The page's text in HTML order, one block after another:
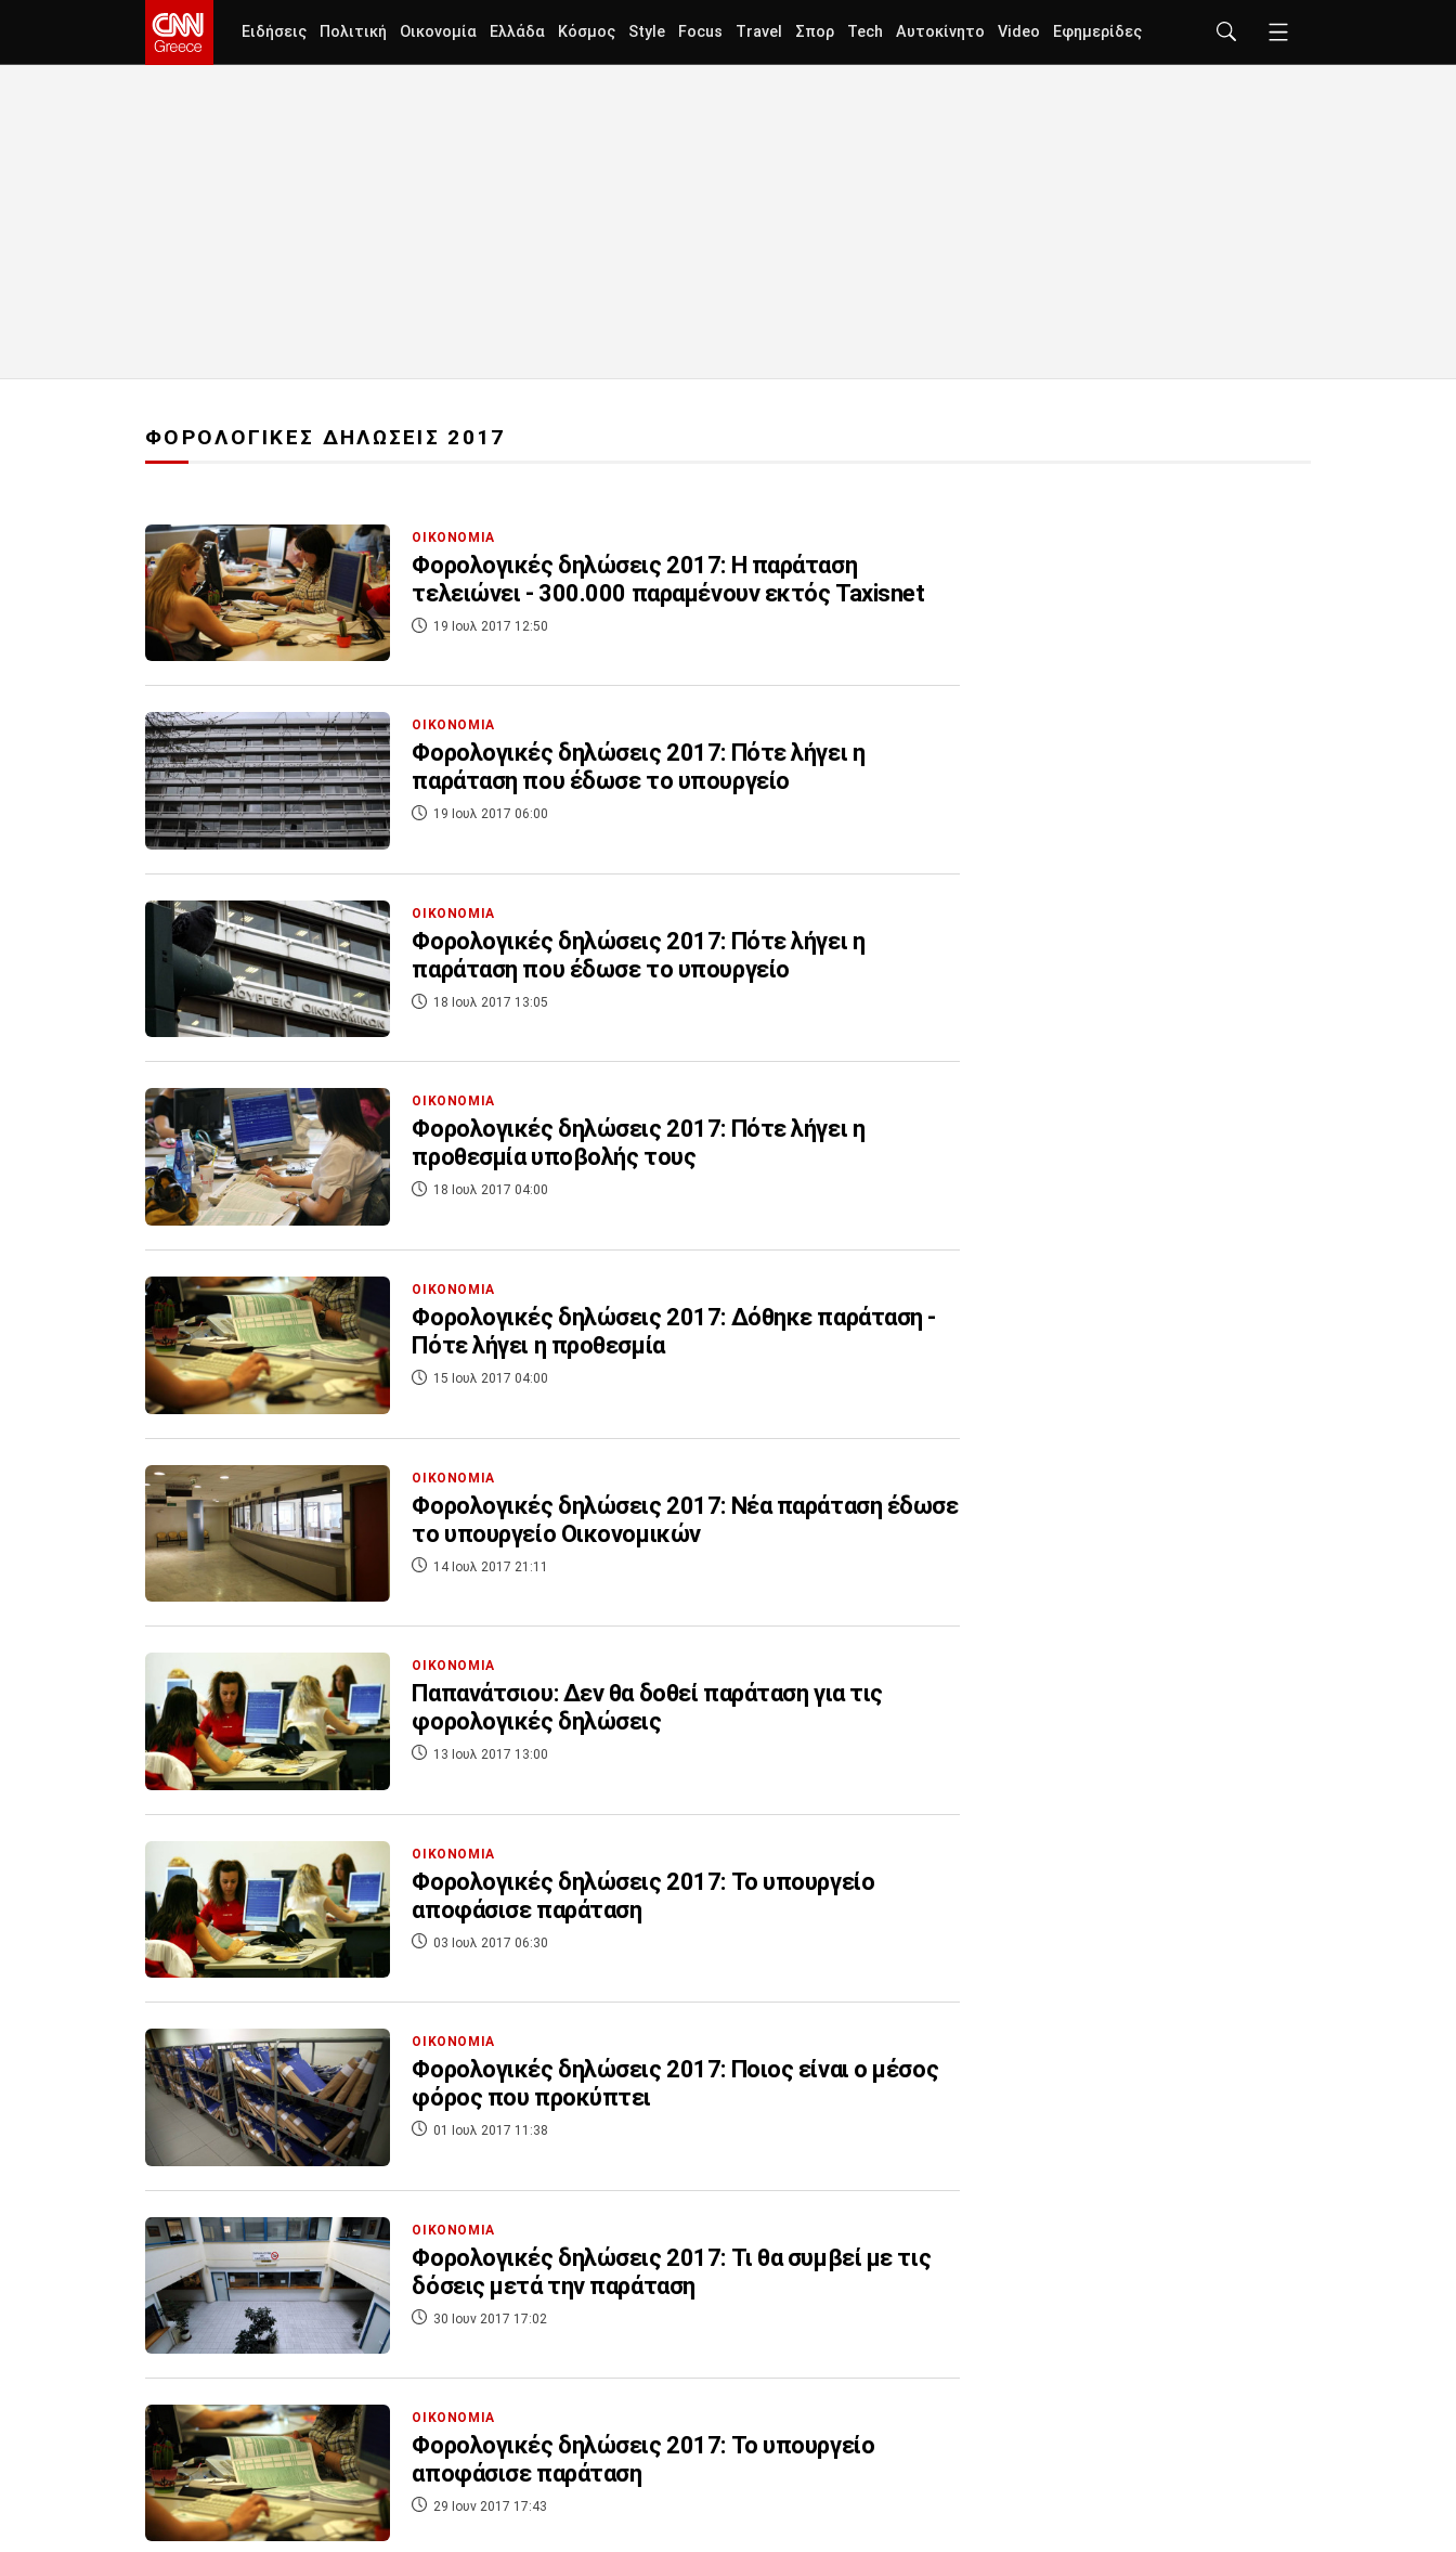
Ειδήσεις Πολιτική Οικονομία Ελλάδα Κόσμος Style Focus Travel Σπορ Tech Αυτοκίνητο Video Εφημερίδες
ΦΟΡΟΛΟΓΙΚΕΣ ΔΗΛΩΣΕΙΣ 2017
ΟΙΚΟΝΟΜΙΑ
Φορολογικές δηλώσεις 2017: Η παράταση
τελειώνει - 300.000 παραμένουν εκτός Taxisnet
19 Ιουλ 2017 12:50
ΟΙΚΟΝΟΜΙΑ
Φορολογικές δηλώσεις 2017: Πότε λήγει η
παράταση που έδωσε το υπουργείο
19 Ιουλ 2017 06:00
ΟΙΚΟΝΟΜΙΑ
Φορολογικές δηλώσεις 2017: Πότε λήγει η
παράταση που έδωσε το υπουργείο
18 Ιουλ 2017 13:05
ΟΙΚΟΝΟΜΙΑ
Φορολογικές δηλώσεις 2017: Πότε λήγει η
προθεσμία υποβολής τους
18 Ιουλ 2017 04:00
ΟΙΚΟΝΟΜΙΑ
Φορολογικές δηλώσεις 2017: Δόθηκε παράταση -
Πότε λήγει η προθεσμία
15 Ιουλ 2017 04:00
ΟΙΚΟΝΟΜΙΑ
Φορολογικές δηλώσεις 2017: Νέα παράταση έδωσε
το υπουργείο Οικονομικών
14 Ιουλ 2017 21:11
ΟΙΚΟΝΟΜΙΑ
Παπανάτσιου: Δεν θα δοθεί παράταση για τις
φορολογικές δηλώσεις
13 Ιουλ 2017 13:00
ΟΙΚΟΝΟΜΙΑ
Φορολογικές δηλώσεις 2017: Το υπουργείο
αποφάσισε παράταση
03 Ιουλ 2017 06:30
ΟΙΚΟΝΟΜΙΑ
Φορολογικές δηλώσεις 2017: Ποιος είναι ο μέσος
φόρος που προκύπτει
01 Ιουλ 2017 11:38
ΟΙΚΟΝΟΜΙΑ
Φορολογικές δηλώσεις 2017: Τι θα συμβεί με τις
δόσεις μετά την παράταση
30 Ιουν 2017 17:02
ΟΙΚΟΝΟΜΙΑ
Φορολογικές δηλώσεις 2017: Το υπουργείο
αποφάσισε παράταση
29 Ιουν 2017 17:43